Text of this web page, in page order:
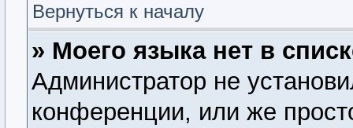
Вернуться к началу
» Моего языка нет в
Администратор не
конференции, или же